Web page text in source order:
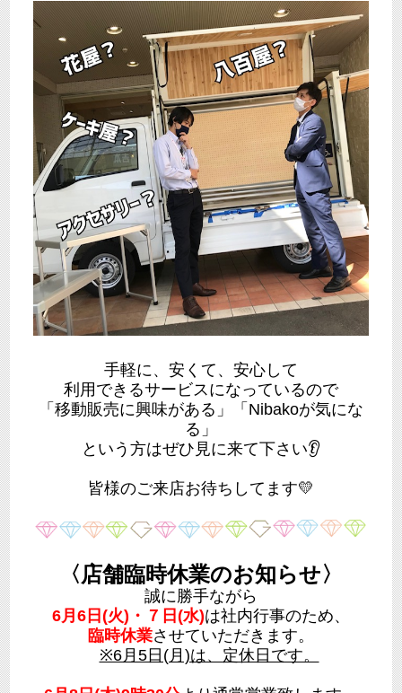
手軽に、安くて、安心して
利用できるサービスになっているので
「移動販売に興味がある」「Nibakoが気にな
る」
という方はぜひ見に来て下さい👂
皆様のご来店お待ちしてます💛
〈店舗臨時休業のお知らせ〉
誠に勝手ながら
6月6日(火)・７日(水)は社内行事のため、
臨時休業させていただきます。
※6月5日(月)は、定休日です。